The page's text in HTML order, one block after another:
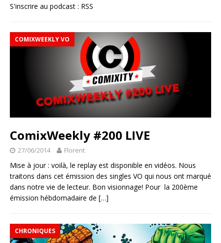
S'inscrire au podcast : RSS
COMIXWEEKLY VO
ComixWeekly #200 LIVE
27/06/2014 Florent
Mise à jour : voilà, le replay est disponible en vidéos. Nous
traitons dans cet émission des singles VO qui nous ont marqué
dans notre vie de lecteur. Bon visionnage! Pour la 200ème
émission hébdomadaire de […]
CHRONIQUES